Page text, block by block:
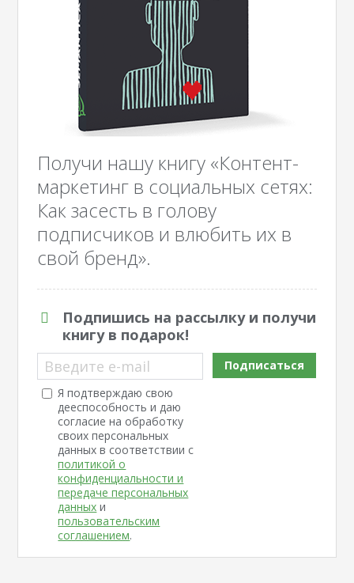
Получи нашу книгу «Контент-
маркетинг в социальных сетях:
Как засесть в голову
подписчиков и влюбить их в
свой бренд».
Подпишись на рассылку и получи
книгу в подарок!
Введите e-mail
Я подтверждаю свою
дееспособность и даю
согласие на обработку
своих персональных
данных в соответствии с
политикой о
конфиденциальности и
передаче персональных
данных и
пользовательским
соглашением.
Подписаться